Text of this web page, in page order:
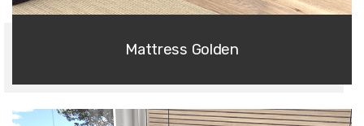
Mattress Golden